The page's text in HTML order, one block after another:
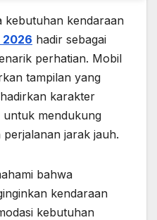
kebutuhan kendaraan
2026 hadir sebagai
perhatian. Mobil
tampilan yang
karakter
mendukung
jarak jauh.
bahwa
kendaraan
kebutuhan